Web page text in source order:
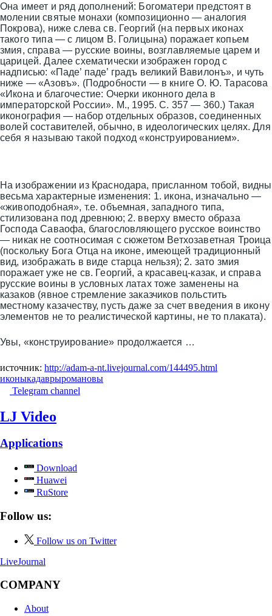
Она имеет и ряд дополнений: Богоматери предстоят в
молении святые монахи (композиционно — аналогия
Покрова), ниже слева св. Георгий (на первых иконах
такого типа — с лицом В. Голицына) поражает копьем
змия, справа — русские воины, возглавляемые царем и
царицей. Далее схематически изображен город с
надписью: «Паде’ паде’ градъ великий Вавилонъ», и чуть
ниже — «Азовъ». (Подробности — в книге О. Ю. Тарасова
«Икона и благочестие: Очерки иконного дела в
императорской России». М., 1995. С. 357 — 360.) Такая
иконография — набор отдельных образов, соединенных
волей составителей, обычно, в идеологических целях. Для
себя я называю такой подход «конструированием».
На изображении из Краснодара, присланном тобой, видны
весьма характерные изменения: 1. икона, изначально —
«живоподобная», т.е. объемная, западного типа,
стилизована под древнюю; 2. вверху вместо образа
Господа Саваофа, благословляющего русское воинство
— никак не соотносимая с сюжетом Ветхозаветная Троица
(поскольку Бога Отца на иконе, имеющей традиционный
вид, изображать в виде старца нельзя); 2. зато змия
поражает уже не св. Георгий, а красавец-казак, и справа
русские воины в условных латах тоже заменены на
казаков (явное стремление заказчиков польстить
местному казачеству, пусть даже за счет введения в икону
элементов не то реалистической картины, не то плаката).
Увы, «конструирование» продолжается …
источник: http://adam-a-nt.livejournal.com/144495.html
иконыкадаврыромановы
Telegram channel
LJ Video
Applications
Download
Huawei
RuStore
Follow us:
Follow us on Twitter
LiveJournal
COMPANY
About